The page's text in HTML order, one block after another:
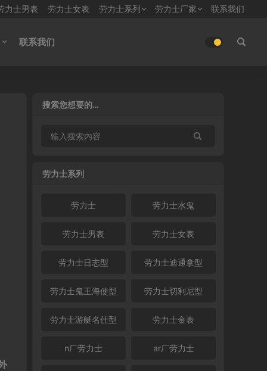
力士男表 劳力士女表 劳力士系列 劳力士厂家 联系我们
联系我们
搜索您想要的…
劳力士系列
劳力士 劳力士水鬼
劳力士男表 劳力士女表
劳力士日志型 劳力士迪通拿型
劳力士鬼王海使型 劳力士切利尼型
劳力士游艇名仕型 劳力士金表
n厂劳力士 ar厂劳力士